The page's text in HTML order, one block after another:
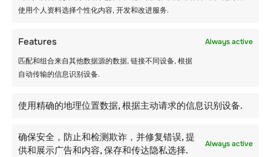
使用个人资料选择个性化内容, 开发和改进服务.
Features
Always active
匹配和组合来自其他数据源的数据, 链接不同设备, 根据
自动传输的信息识别设备.
使用精确的地理位置数据, 根据主动请求的信息识别设备.
确保安全，防止和检测欺诈，并修复错误, 提
供和展示广告和内容, 保存和传达隐私选择.
Always active
8 月 17 日星期日 – 抵达
日